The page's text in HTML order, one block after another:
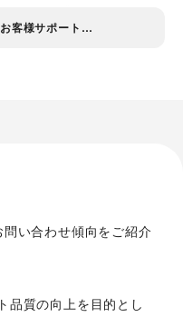
客様サポート…
い合わせ傾向をご紹介
品質の向上を目的とし